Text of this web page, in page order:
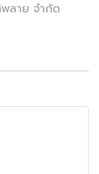
ลาย จำกัด